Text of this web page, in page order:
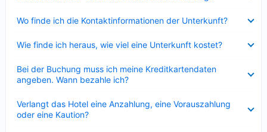
Wo finde ich die Kontaktinformationen der Unterkunft?
Wie finde ich heraus, wie viel eine Unterkunft kostet?
Bei der Buchung muss ich meine Kreditkartendaten
angeben. Wann bezahle ich?
Verlangt das Hotel eine Anzahlung, eine Vorauszahlung
oder eine Kaution?